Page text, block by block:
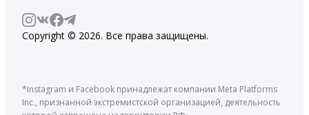
Copyright © 2026. Все права защищены.
*Instagram и Facebook принадлежат компании Meta Platforms
Inc., признанной экстремистской организацией, деятельность